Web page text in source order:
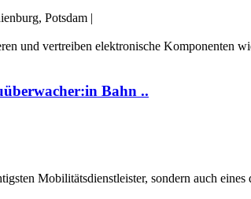
Potsdam |
und vertreiben elektronische Komponenten
Bahn ..
Mobilitätsdienstleister, sondern auch